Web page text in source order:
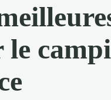
le